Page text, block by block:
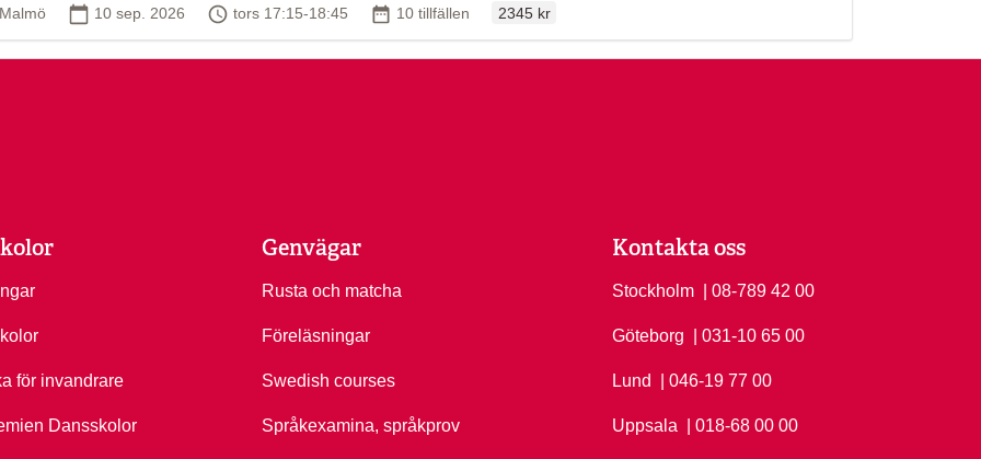
Plats
Malmö Startdatum
10 sep. 2026 Tid
tors 17:15-18:45 Antal tillfällen
10 tillfällen 2345 kr
för invandrare
Dansskolor
Genvägar
Rusta och matcha
Föreläsningar
Swedish courses
Språkexamina, språkprov
Kontakta oss
Stockholm Ring Stockholm på
| 08-789 42 00
Göteborg Ring Göteborg på
| 031-10 65 00
Lund Ring Lund på
| 046-19 77 00
Uppsala Ring Uppsala på
| 018-68 00 00